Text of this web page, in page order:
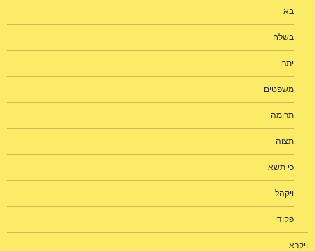
בא
בשלח
יתרו
משפטים
תרומה
תצוה
כי תשא
ויקהל
פקודי
ויקרא